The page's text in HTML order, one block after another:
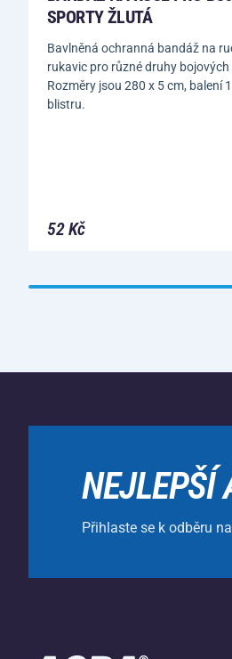
SPORTY ŽLUTÁ
Bavlněná ochranná bandáž na
rukavic pro různé druhy
Rozměry jsou 280 x 5 cm, balení
blistru.
52 Kč
NEJLEPŠÍ
Přihlaste se k odběru